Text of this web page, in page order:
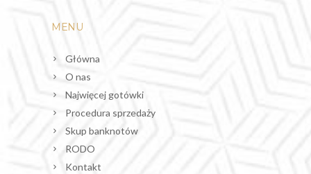
MENU
Główna
O nas
Najwięcej gotówki
Procedura sprzedaży
Skup banknotów
RODO
Kontakt